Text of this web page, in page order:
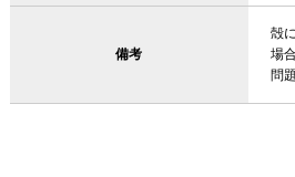
備考
殻
場
問